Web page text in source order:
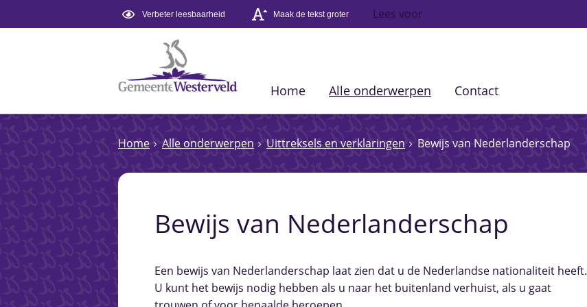
Verbeter leesbaarheid Maak de tekst groter Lees voor
Home Alle onderwerpen Contact
Home Alle onderwerpen Uittreksels en verklaringen Bewijs van Nederlanderschap
Bewijs van Nederlanderschap
Een bewijs van Nederlanderschap laat zien dat u de Nederlandse nationaliteit heeft.
U kunt het bewijs nodig hebben als u naar het buitenland verhuist, als u gaat